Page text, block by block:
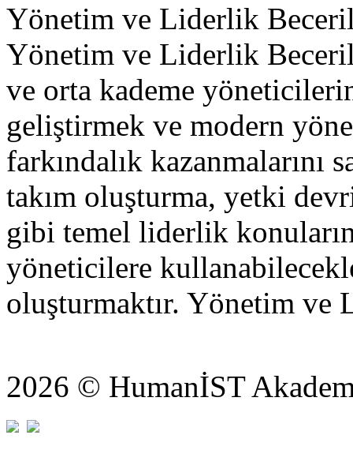
Yönetim ve Liderlik
Yönetim ve Liderlik
ve orta kademe
geliştirmek ve modern
farkındalık
takım oluşturma, yetki
gibi temel liderlik
yöneticilere
oluşturmaktır. Yönetim
2026 © HumanİST